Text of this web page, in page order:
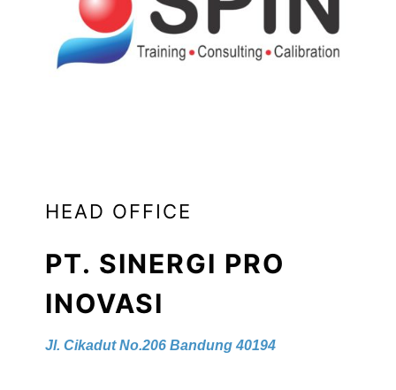
HEAD OFFICE
PT. SINERGI PRO
INOVASI
Jl. Cikadut No.206 Bandung 40194